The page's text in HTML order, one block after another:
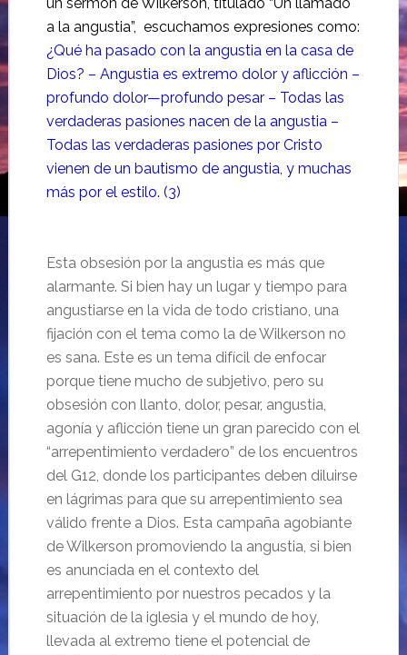
a la angustia”, escuchamos expresiones como:
¿Qué ha pasado con la angustia en la casa de
Dios? – Angustia es extremo dolor y aflicción –
profundo dolor—profundo pesar – Todas las
verdaderas pasiones nacen de la angustia –
Todas las verdaderas pasiones por Cristo
vienen de un bautismo de angustia, y muchas
más por el estilo. (3)
Esta obsesión por la angustia es más que
alarmante. Si bien hay un lugar y tiempo para
angustiarse en la vida de todo cristiano, una
fijación con el tema como la de Wilkerson no
es sana. Este es un tema difícil de enfocar
porque tiene mucho de subjetivo, pero su
obsesión con llanto, dolor, pesar, angustia,
agonía y aflicción tiene un gran parecido con el
“arrepentimiento verdadero” de los encuentros
del G12, donde los participantes deben diluirse
en lágrimas para que su arrepentimiento sea
válido frente a Dios. Esta campaña agobiante
de Wilkerson promoviendo la angustia, si bien
es anunciada en el contexto del
arrepentimiento por nuestros pecados y la
situación de la iglesia y el mundo de hoy,
llevada al extremo tiene el potencial de